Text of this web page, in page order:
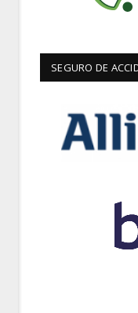
SEGURO DE